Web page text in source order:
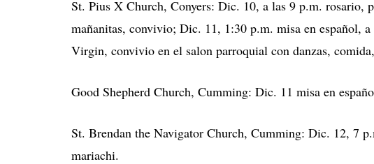
St. Pius X Church, Conyers: Dic. 10, a las 9 p.m. rosario,
mañanitas, convivio; Dic. 11, 1:30 p.m. misa en español,
Virgin, convivio en el salon parroquial con danzas,
Good Shepherd Church, Cumming: Dic. 11 misa en
St. Brendan the Navigator Church, Cumming: Dic. 12, 7
mariachi.